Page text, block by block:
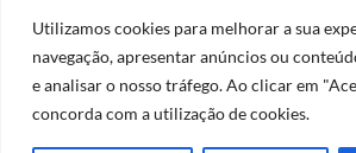
Utilizamos cookies para melhorar a sua
navegação, apresentar anúncios ou
e analisar o nosso tráfego. Ao clicar em
concorda com a utilização de cookies.
Todos os direitos reservados
2024